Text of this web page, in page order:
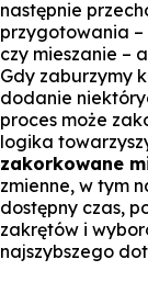
następnie
przygotowania –
czy mieszanie –
Gdy zaburzymy
dodanie
proces może
logika
zakorkowane
zmienne, w tym
dostępny czas,
zakrętów i
najszybszego